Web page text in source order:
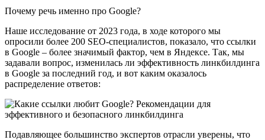
Почему речь именно про Google?
Наше исследование от 2023 года, в ходе которого мы
опросили более 200 SEO-специалистов, показало, что ссылки
в Google – более значимый фактор, чем в Яндексе. Так, мы
задавали вопрос, изменилась ли эффективность линкбилдинга
в Google за последний год, и вот каким оказалось
распределение ответов:
Подавляющее большинство экспертов отрасли уверены, что